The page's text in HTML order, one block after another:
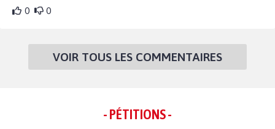
0 0
VOIR TOUS LES COMMENTAIRES
- PÉTITIONS -